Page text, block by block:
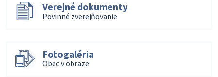
Verejné dokumenty
Povinné zverejňovanie
Fotogaléria
Obec v obraze